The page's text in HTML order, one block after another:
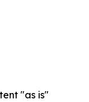
"as is"